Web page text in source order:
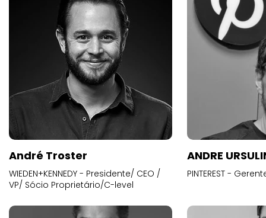
André Troster
WIEDEN+KENNEDY - Presidente/ CEO /
VP/ Sócio Proprietário/C-level
ANDRE
PINTEREST -